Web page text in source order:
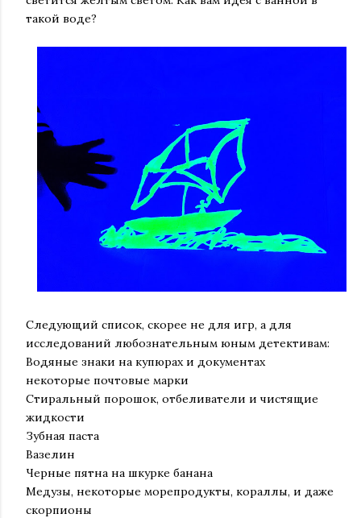
такой воде?
Следующий список, скорее не для игр, а для
исследований любознательным юным детективам:
Водяные знаки на купюрах и документах
некоторые почтовые марки
Стиральный порошок, отбеливатели и чистящие
жидкости
Зубная паста
Вазелин
Черные пятна на шкурке банана
Медузы, некоторые морепродукты, кораллы, и даже
скорпионы